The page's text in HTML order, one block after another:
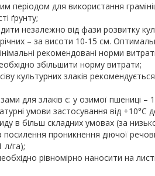
періодом для використання
ґрунту;
незалежно від фази розвитку
– за висоти 10-15 см.
рекомендовані норми
збільшити норму витрати;
культурних злаків
для злаків є: у озимої пшениці
умови застосування від +10°С
в більш складних умовах (за
посилення проникнення діючої
л/га);
рівномірно наносити на